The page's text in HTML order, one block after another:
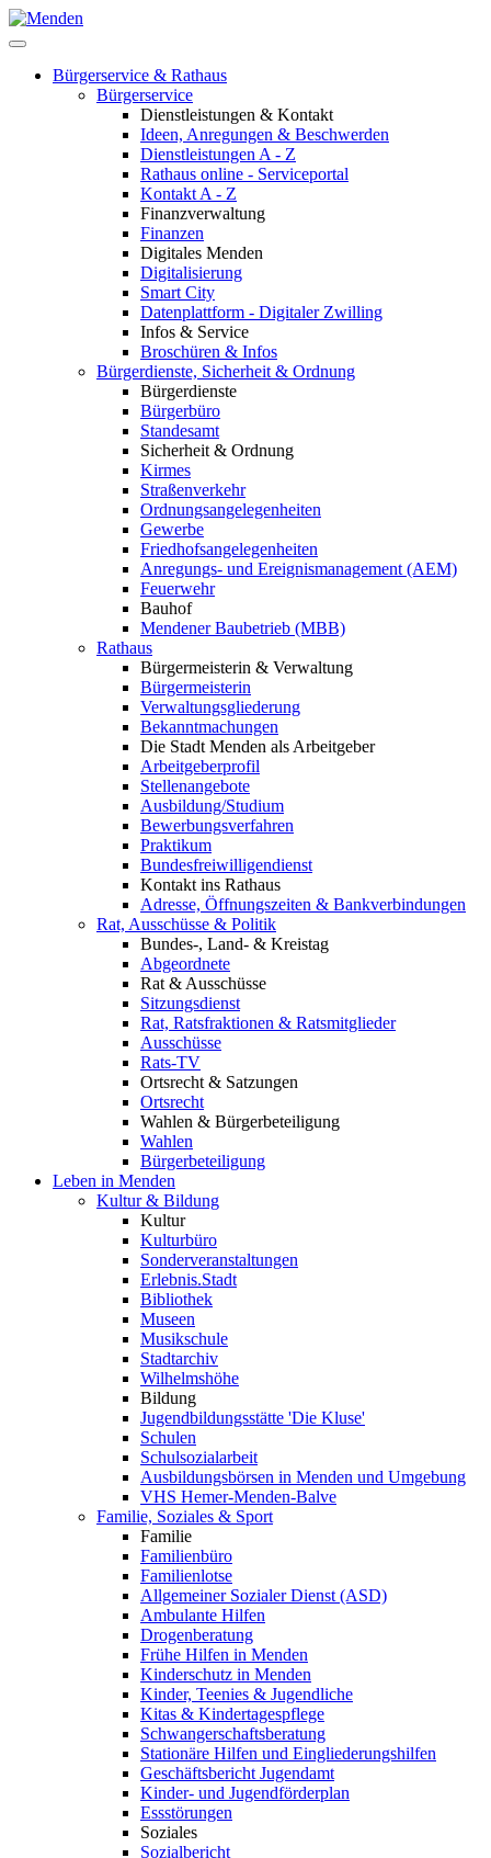
Bürgerservice & Rathaus
Bürgerservice
Dienstleistungen & Kontakt
Ideen, Anregungen & Beschwerden
Dienstleistungen A - Z
Rathaus online - Serviceportal
Kontakt A - Z
Finanzverwaltung
Finanzen
Digitales Menden
Digitalisierung
Smart City
Datenplattform - Digitaler Zwilling
Infos & Service
Broschüren & Infos
Bürgerdienste, Sicherheit & Ordnung
Bürgerdienste
Bürgerbüro
Standesamt
Sicherheit & Ordnung
Kirmes
Straßenverkehr
Ordnungsangelegenheiten
Gewerbe
Friedhofsangelegenheiten
Anregungs- und Ereignismanagement (AEM)
Feuerwehr
Bauhof
Mendener Baubetrieb (MBB)
Rathaus
Bürgermeisterin & Verwaltung
Bürgermeisterin
Verwaltungsgliederung
Bekanntmachungen
Die Stadt Menden als Arbeitgeber
Arbeitgeberprofil
Stellenangebote
Ausbildung/Studium
Bewerbungsverfahren
Praktikum
Bundesfreiwilligendienst
Kontakt ins Rathaus
Adresse, Öffnungszeiten & Bankverbindungen
Rat, Ausschüsse & Politik
Bundes-, Land- & Kreistag
Abgeordnete
Rat & Ausschüsse
Sitzungsdienst
Rat, Ratsfraktionen & Ratsmitglieder
Ausschüsse
Rats-TV
Ortsrecht & Satzungen
Ortsrecht
Wahlen & Bürgerbeteiligung
Wahlen
Bürgerbeteiligung
Leben in Menden
Kultur & Bildung
Kultur
Kulturbüro
Sonderveranstaltungen
Erlebnis.Stadt
Bibliothek
Museen
Musikschule
Stadtarchiv
Wilhelmshöhe
Bildung
Jugendbildungsstätte 'Die Kluse'
Schulen
Schulsozialarbeit
Ausbildungsbörsen in Menden und Umgebung
VHS Hemer-Menden-Balve
Familie, Soziales & Sport
Familie
Familienbüro
Familienlotse
Allgemeiner Sozialer Dienst (ASD)
Ambulante Hilfen
Drogenberatung
Frühe Hilfen in Menden
Kinderschutz in Menden
Kinder, Teenies & Jugendliche
Kitas & Kindertagespflege
Schwangerschaftsberatung
Stationäre Hilfen und Eingliederungshilfen
Geschäftsbericht Jugendamt
Kinder- und Jugendförderplan
Essstörungen
Soziales
Sozialbericht